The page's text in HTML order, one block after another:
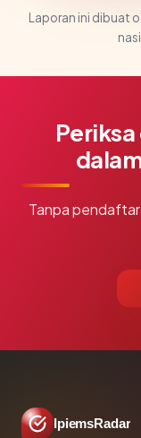
Laporan ini dibuat
Tanpa
IpiemsRadar